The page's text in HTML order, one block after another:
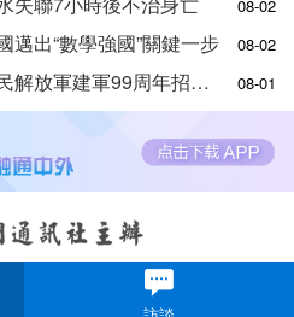
08-02
出“數學強國”關鍵一步 08-02
駐香港部隊舉行慶祝中國人民解放軍建軍99周年招待會 08-01